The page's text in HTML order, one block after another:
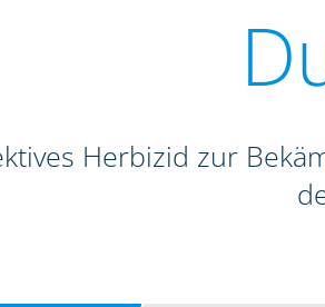
Herbizid zur